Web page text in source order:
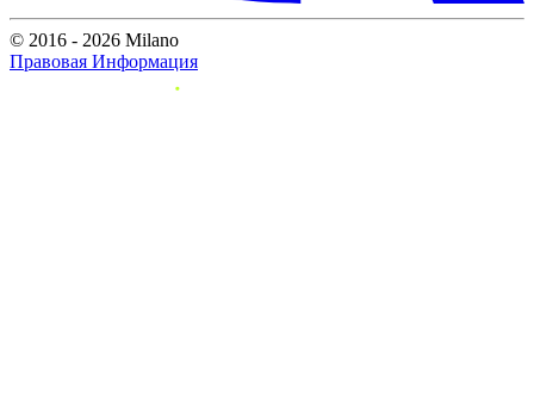
© 2016 - 2026 Milano
Правовая Информация